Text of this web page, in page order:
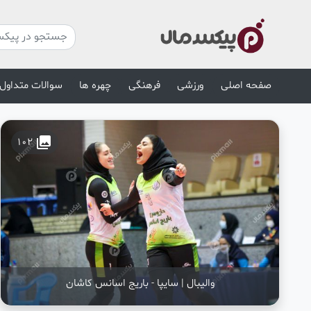
صفحه اصلی ورزشی فرهنگی چهره ها سوالات متداول
والیبال | سایپا - باریج اسانس کاشان
collections
102